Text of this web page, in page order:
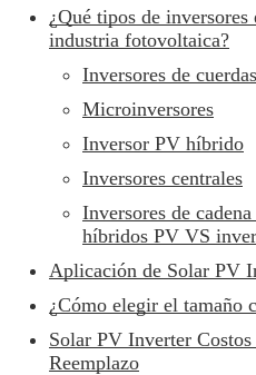
¿Qué tipos de
industria fotovoltaica?
Inversores de cuerdas
Microinversores
Inversor PV híbrido
Inversores centrales
Inversores de
híbridos PV VS
Aplicación de Solar PV
¿Cómo elegir el tamaño
Solar PV Inverter
Reemplazo